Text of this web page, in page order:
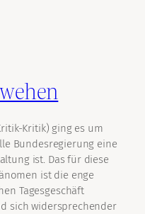
Kritik) ging es um
Bundesregierung eine
ist. Das für diese
ist die enge
Tagesgeschäft
sich widersprechender